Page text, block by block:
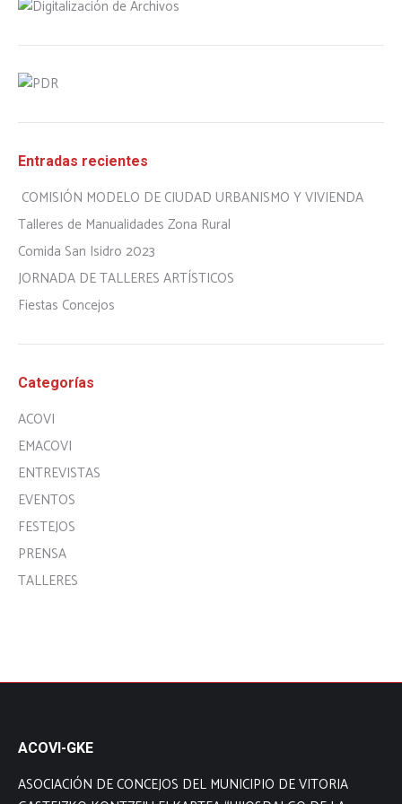
Entradas recientes
COMISIÓN MODELO DE CIUDAD URBANISMO Y VIVIENDA
Talleres de Manualidades Zona Rural
Comida San Isidro 2023
JORNADA DE TALLERES ARTÍSTICOS
Fiestas Concejos
Categorías
ACOVI
EMACOVI
ENTREVISTAS
EVENTOS
FESTEJOS
PRENSA
TALLERES
ACOVI-GKE
ASOCIACIÓN DE CONCEJOS DEL MUNICIPIO DE VITORIA